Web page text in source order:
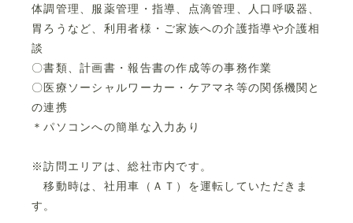
体調管理、服薬管理・指導、点滴管理、人口呼吸器、
胃ろうなど、利用者様・ご家族への介護指導や介護相
談
〇書類、計画書・報告書の作成等の事務作業
〇医療ソーシャルワーカー・ケアマネ等の関係機関と
の連携
＊パソコンへの簡単な入力あり
※訪問エリアは、総社市内です。
移動時は、社用車（ＡＴ）を運転していただきま
す。